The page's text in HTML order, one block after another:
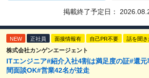
掲載終了予定日：
NEW 正社員 面接情報有 自己PR不要 話を聞
株式会社カンゲンエージェント
ITエンジニア#紹介入社4割は満足度の証#還
間面談OK#営業42名が並走